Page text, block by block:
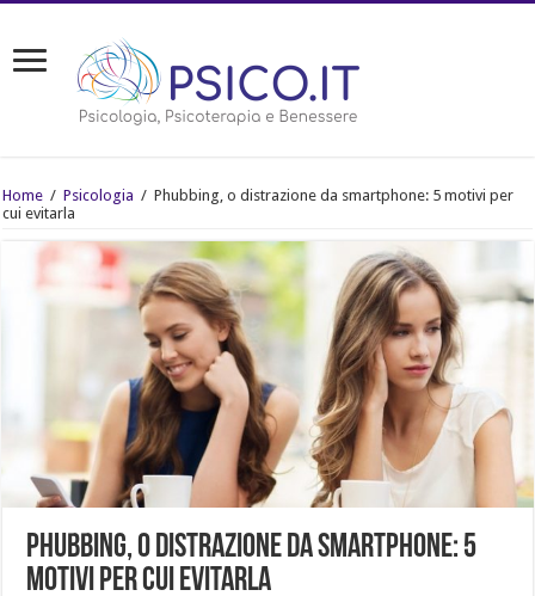
Home / Psicologia / Phubbing, o distrazione da smartphone: 5 motivi per
cui evitarla
Phubbing, o distrazione da smartphone: 5
motivi per cui evitarla